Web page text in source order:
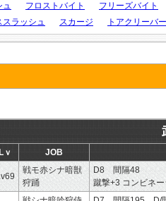
ュ フロストバイト
フリーズバイト
スラッシュ スカージ トアクリーバー
Lｖ JOB
戦モ赤シナ暗獣
狩踊
D8 間隔48
蹴撃+3 コンビネ